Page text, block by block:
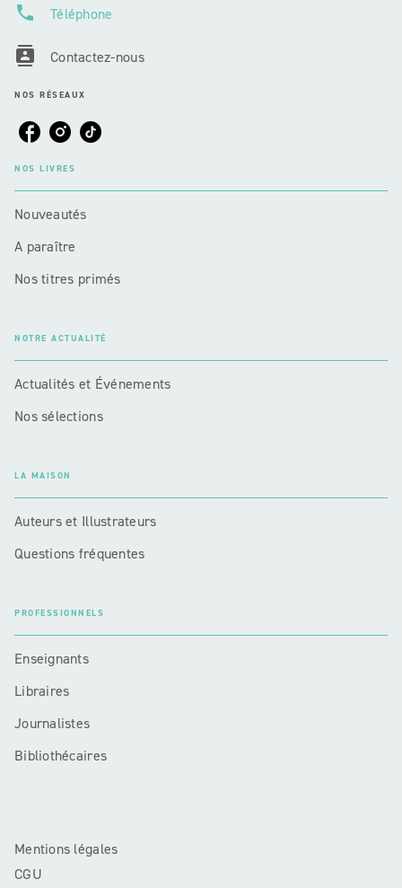
phone Téléphone
contacts Contactez-nous
NOS RÉSEAUX
NOS LIVRES
Nouveautés
A paraître
Nos titres primés
NOTRE ACTUALITÉ
Actualités et Événements
Nos sélections
LA MAISON
Auteurs et Illustrateurs
Questions fréquentes
PROFESSIONNELS
Enseignants
Libraires
Journalistes
Bibliothécaires
Mentions légales
CGU